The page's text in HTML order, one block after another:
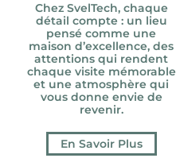
Chez SvelTech, chaque
détail compte : un lieu
pensé comme une
maison d’excellence, des
attentions qui rendent
chaque visite mémorable
et une atmosphère qui
vous donne envie de
revenir.
En Savoir Plus